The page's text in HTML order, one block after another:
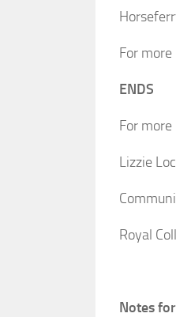
For
ENDS
For
Lizzie
Royal
Notes